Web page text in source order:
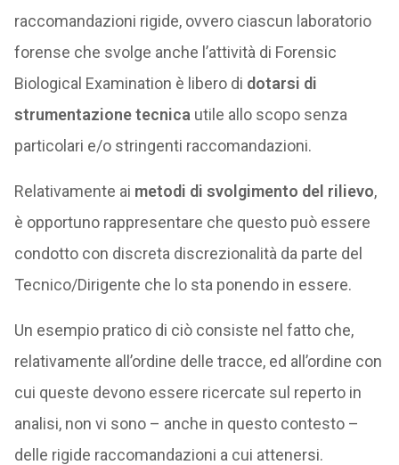
raccomandazioni rigide, ovvero ciascun laboratorio
forense che svolge anche l’attività di Forensic
Biological Examination è libero di dotarsi di
strumentazione tecnica utile allo scopo senza
particolari e/o stringenti raccomandazioni.
Relativamente ai metodi di svolgimento del rilievo,
è opportuno rappresentare che questo può essere
condotto con discreta discrezionalità da parte del
Tecnico/Dirigente che lo sta ponendo in essere.
Un esempio pratico di ciò consiste nel fatto che,
relativamente all’ordine delle tracce, ed all’ordine con
cui queste devono essere ricercate sul reperto in
analisi, non vi sono – anche in questo contesto –
delle rigide raccomandazioni a cui attenersi.